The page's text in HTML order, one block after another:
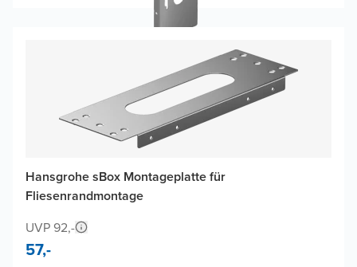
Hansgrohe sBox Montageplatte für
Fliesenrandmontage
UVP 92,-
57,-